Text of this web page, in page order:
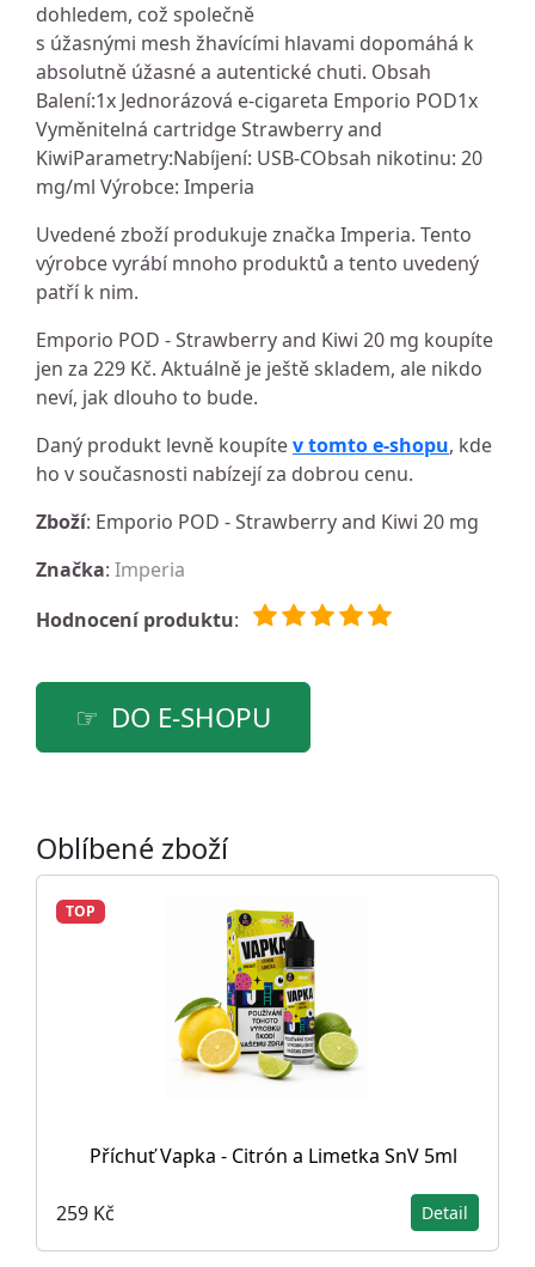
dohledem, což společně
s úžasnými mesh žhavícími hlavami dopomáhá k
absolutně úžasné a autentické chuti. Obsah
Balení:1x Jednorázová e-cigareta Emporio POD1x
Vyměnitelná cartridge Strawberry and
KiwiParametry:Nabíjení: USB-CObsah nikotinu: 20
mg/ml Výrobce: Imperia
Uvedené zboží produkuje značka Imperia. Tento
výrobce vyrábí mnoho produktů a tento uvedený
patří k nim.
Emporio POD - Strawberry and Kiwi 20 mg koupíte
jen za 229 Kč. Aktuálně je ještě skladem, ale nikdo
neví, jak dlouho to bude.
Daný produkt levně koupítev tomto e-shopu, kde
ho v současnosti nabízejí za dobrou cenu.
Zboží: Emporio POD - Strawberry and Kiwi 20 mg
Značka: Imperia
Hodnocení produktu:
DO E-SHOPU
Oblíbené zboží
TOP
Příchuť Vapka - Citrón a Limetka SnV 5ml
259 Kč Detail